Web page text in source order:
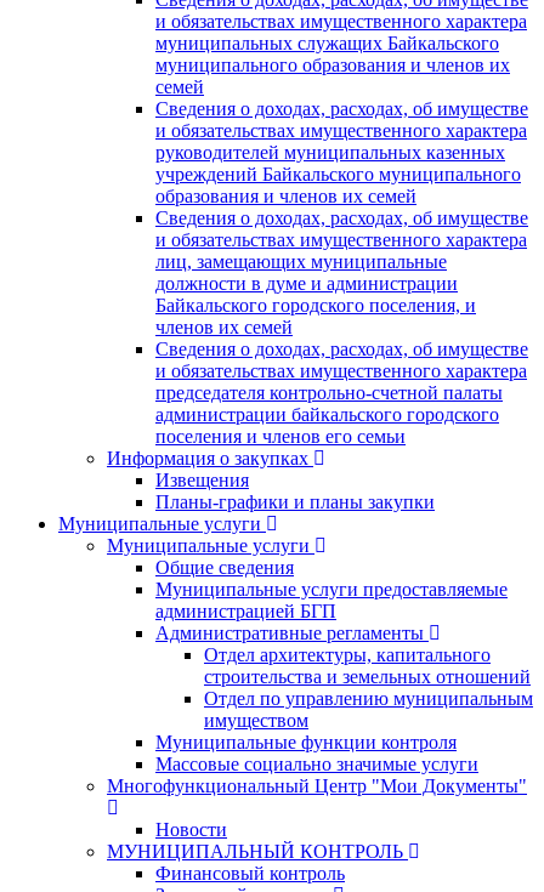
и обязательствах имущественного характера
муниципальных служащих Байкальского
муниципального образования и членов их
семей
Сведения о доходах, расходах, об имуществе
и обязательствах имущественного характера
руководителей муниципальных казенных
учреждений Байкальского муниципального
образования и членов их семей
Сведения о доходах, расходах, об имуществе
и обязательствах имущественного характера
лиц, замещающих муниципальные
должности в думе и администрации
Байкальского городского поселения, и
членов их семей
Сведения о доходах, расходах, об имуществе
и обязательствах имущественного характера
председателя контрольно-счетной палаты
администрации байкальского городского
поселения и членов его семьи
Информация о закупках
Извещения
Планы-графики и планы закупки
Муниципальные услуги
Муниципальные услуги
Общие сведения
Муниципальные услуги предоставляемые
администрацией БГП
Административные регламенты
Отдел архитектуры, капитального
строительства и земельных отношений
Отдел по управлению муниципальным
имуществом
Муниципальные функции контроля
Массовые социально значимые услуги
Многофункциональный Центр "Мои Документы"
Новости
МУНИЦИПАЛЬНЫЙ КОНТРОЛЬ
Финансовый контроль